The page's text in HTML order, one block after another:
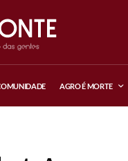
AGRO É MORTE